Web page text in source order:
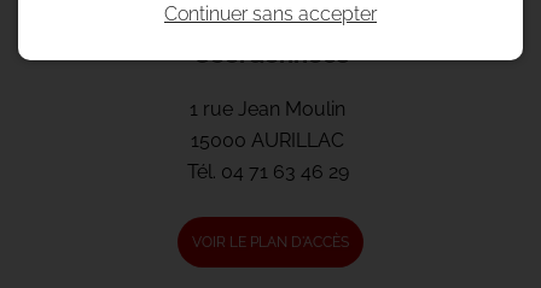
Coordonnées
1 rue Jean Moulin
15000 AURILLAC
Tél. 04 71 63 46 29
VOIR LE PLAN D'ACCÈS
Continuer sans accepter